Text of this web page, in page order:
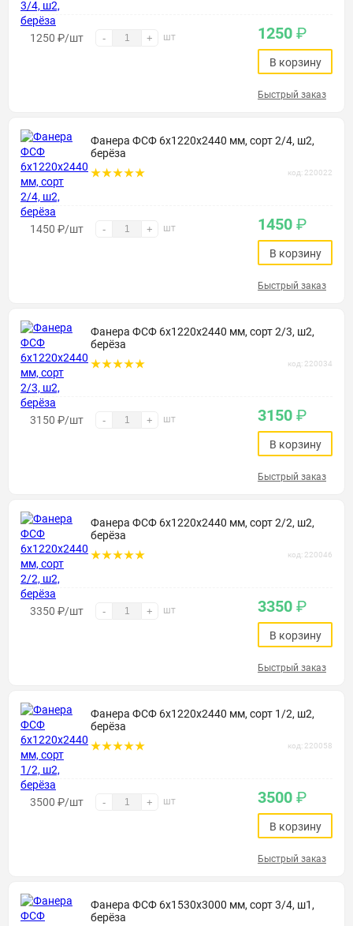
1250 ₽/шт - + шт 1250 ₽
В корзину
Быстрый заказ
Фанера ФСФ 6х1220х2440 мм, сорт 2/4, ш2,
берёза
код: 220022
1450 ₽/шт - + шт 1450 ₽
В корзину
Быстрый заказ
Фанера ФСФ 6х1220х2440 мм, сорт 2/3, ш2,
берёза
код: 220034
3150 ₽/шт - + шт 3150 ₽
В корзину
Быстрый заказ
Фанера ФСФ 6х1220х2440 мм, сорт 2/2, ш2,
берёза
код: 220046
3350 ₽/шт - + шт 3350 ₽
В корзину
Быстрый заказ
Фанера ФСФ 6х1220х2440 мм, сорт 1/2, ш2,
берёза
код: 220058
3500 ₽/шт - + шт 3500 ₽
В корзину
Быстрый заказ
Фанера ФСФ 6х1530х3000 мм, сорт 3/4, ш1,
берёза